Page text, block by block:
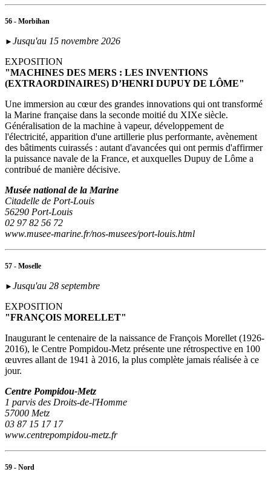
56 - Morbihan
► Jusqu'au 15 novembre 2026
EXPOSITION
"MACHINES DES MERS : LES INVENTIONS
(EXTRAORDINAIRES) D’HENRI DUPUY DE LÔME"
Une immersion au cœur des grandes innovations qui ont transformé
la Marine française dans la seconde moitié du XIXe siècle.
Généralisation de la machine à vapeur, développement de
l'électricité, apparition d'une artillerie plus performante, avènement
des bâtiments cuirassés : autant d'avancées qui ont permis d'affirmer
la puissance navale de la France, et auxquelles Dupuy de Lôme a
contribué de manière décisive.
Musée national de la Marine
Citadelle de Port-Louis
56290 Port-Louis
02 97 82 56 72
www.musee-marine.fr/nos-musees/port-louis.html
57 - Moselle
► Jusqu'au 28 septembre
EXPOSITION
"FRANÇOIS MORELLET"
Inaugurant le centenaire de la naissance de François Morellet (1926-
2016), le Centre Pompidou-Metz présente une rétrospective en 100
œuvres allant de 1941 à 2016, la plus complète jamais réalisée à ce
jour.
Centre Pompidou-Metz
1 parvis des Droits-de-l'Homme
57000 Metz
03 87 15 17 17
www.centrepompidou-metz.fr
59 - Nord